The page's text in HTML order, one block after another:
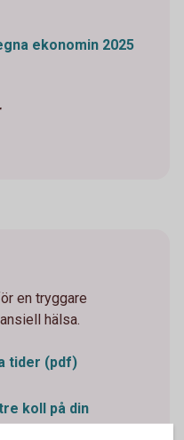
ekonomin 2025
en tryggare
hälsa.
tider (pdf)
koll på din